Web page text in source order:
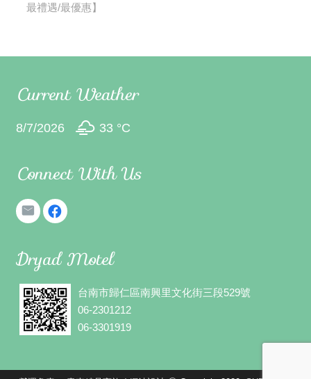
最禮遇/最優惠】
Current Weather
8/7/2026 33 °C
Connect With Us
Dryad Motel
台南市歸仁區南興里文化街三段529號
06-2301212
06-3301919